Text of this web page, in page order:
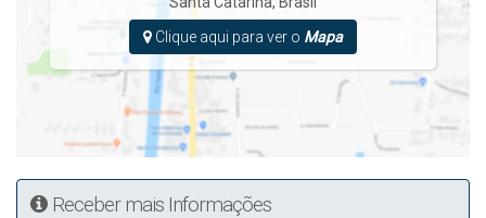
Clique aqui para ver o Mapa
Receber mais Informações